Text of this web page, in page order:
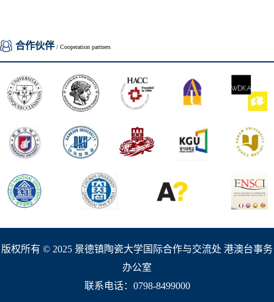
合作伙伴 / Cooperation partners
版权所有 © 2025 景德镇陶瓷大学国际合作与交流处 港澳台事务
办公室
联系电话：0798-8499000